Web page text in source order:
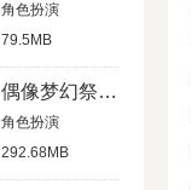
角色扮演
79.5MB
偶像梦幻祭2官方版
角色扮演
292.68MB